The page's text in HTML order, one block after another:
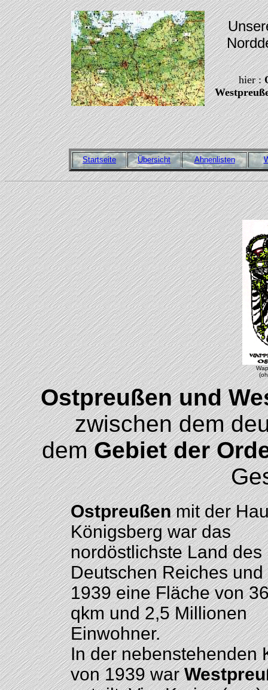
hier :
Startseite Übersicht Ahnenlisten
Ostpreußen und
zwischen dem
demGebiet der
Ostpreußenmit der
Königsberg war das
nordöstlichste Land des
Deutschen Reiches und
1939 eine Fläche von
qkm und 2,5 Millionen
Einwohner.
In der nebenstehenden
von 1939 war